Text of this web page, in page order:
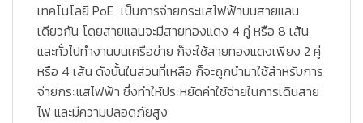
เทคโนโลยี PoE เป็นการจ่ายกระแสไฟฟ้าบนสายแลน
เดียวกัน โดยสายแลนจะมีสายทองแดง 4 คู่ หรือ 8 เส้น
และทั่วไปทำงานบนเครือข่าย ก็จะใช้สายทองแดงเพียง 2 คู่
หรือ 4 เส้น ดังนั้นในส่วนที่เหลือ ก็จะถูกนำมาใช้สำหรับการ
จ่ายกระแสไฟฟ้า ซึ่งทำให้ประหยัดค่าใช้จ่ายในการเดินสาย
ไฟ และมีความปลอดภัยสูง